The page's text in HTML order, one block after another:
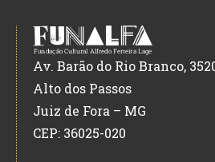
Av. Barão do Rio Branco,
Alto dos Passos
Juiz de Fora – MG
CEP: 36025-020